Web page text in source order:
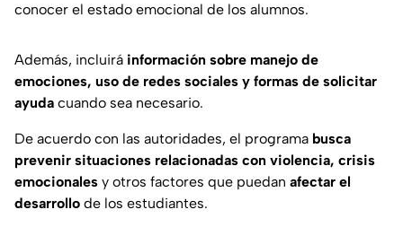
conocer el estado emocional de los alumnos.
Además, incluirá información sobre manejo de
emociones, uso de redes sociales y formas de solicitar
ayuda cuando sea necesario.
De acuerdo con las autoridades, el programa busca
prevenir situaciones relacionadas con violencia, crisis
emocionales y otros factores que puedan afectar el
desarrollo de los estudiantes.